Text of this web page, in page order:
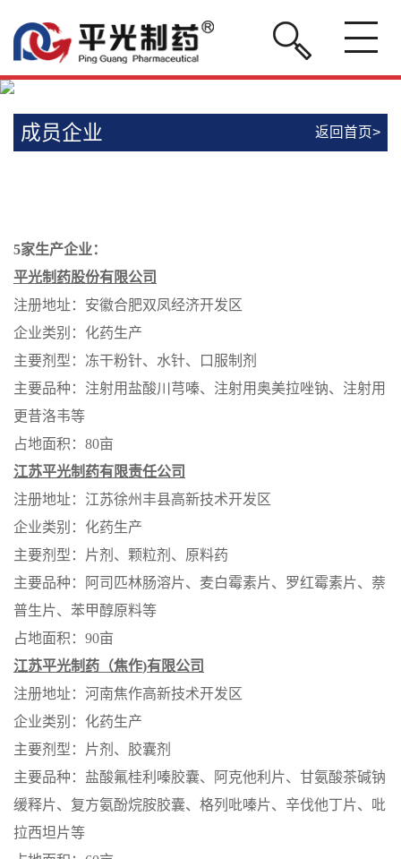
成员企业 返回首页>
5家生产企业：
平光制药股份有限公司
注册地址：安徽合肥双凤经济开发区
企业类别：化药生产
主要剂型：冻干粉针、水针、口服制剂
主要品种： 注射用盐酸川芎嗪、注射用奥美拉唑钠、注射用
更昔洛韦等
占地面积： 80亩
江苏平光制药有限责任公司
注册地址：江苏徐州丰县高新技术开发区
企业类别：化药生产
主要剂型：片剂、颗粒剂、原料药
主要品种：阿司匹林肠溶片、麦白霉素片、罗红霉素片、萘
普生片、苯甲醇原料等
占地面积： 90亩
江苏平光制药（焦作)有限公司
注册地址：河南焦作高新技术开发区
企业类别：化药生产
主要剂型：
片剂、胶囊剂
主要品种：盐酸氟桂利嗪胶囊、阿克他利片、甘氨酸茶碱钠
缓释片、复方氨酚烷胺胶囊、格列吡嗪片、辛伐他丁片、吡
拉西坦片等